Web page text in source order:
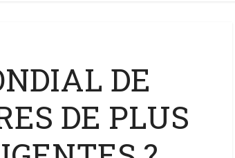
DE
DE PLUS